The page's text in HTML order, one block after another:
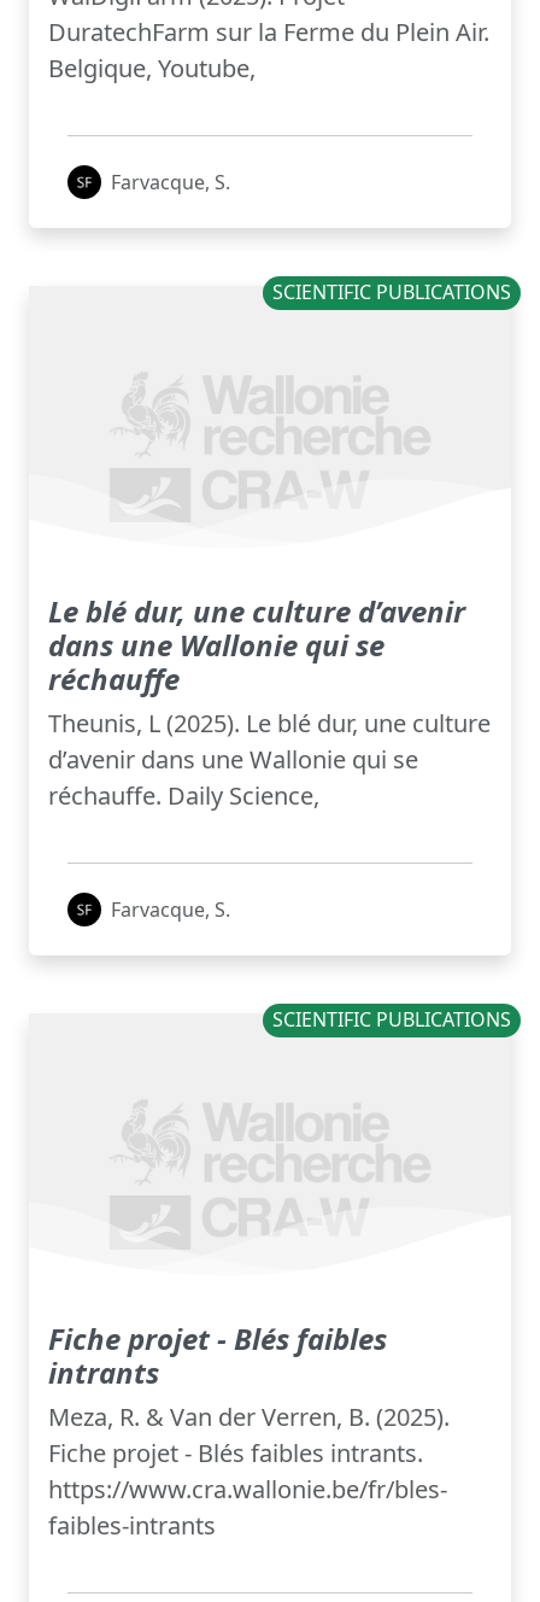
DuratechFarm sur la Ferme du Plein Air.
Belgique, Youtube,
Farvacque, S.
SCIENTIFIC PUBLICATIONS
Le blé dur, une culture d’avenir
dans une Wallonie qui se
réchauffe
Theunis, L (2025). Le blé dur, une culture
d’avenir dans une Wallonie qui se
réchauffe. Daily Science,
Farvacque, S.
SCIENTIFIC PUBLICATIONS
Fiche projet - Blés faibles
intrants
Meza, R. & Van der Verren, B. (2025).
Fiche projet - Blés faibles intrants.
https://www.cra.wallonie.be/fr/bles-
faibles-intrants